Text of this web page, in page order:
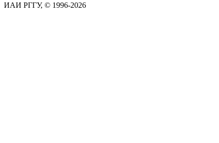
ИАИ РГГУ, © 1996-2026